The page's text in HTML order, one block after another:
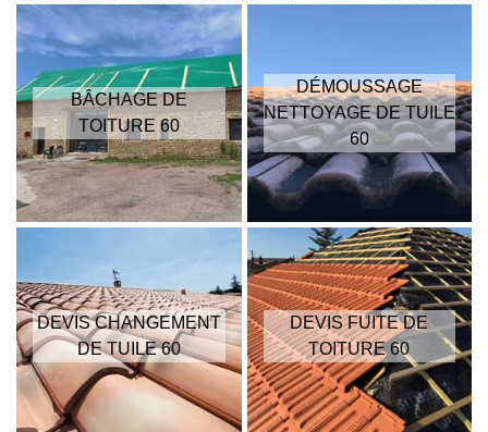
BÂCHAGE DE
TOITURE 60
DÉMOUSSAGE
NETTOYAGE DE TUILE
60
DEVIS CHANGEMENT
DE TUILE 60
DEVIS FUITE DE
TOITURE 60